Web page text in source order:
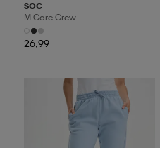
SOC
M Core Crew
26,99
Valitse 2, maksa 44,99€